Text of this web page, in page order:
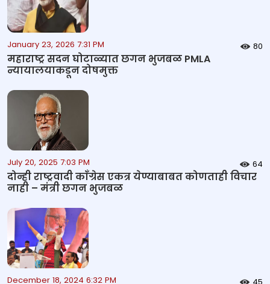
January 23, 2026 7:31 PM 80
महाराष्ट्र सदन घोटाळ्यात छगन भुजबळ PMLA
न्यायालयाकडून दोषमुक्त
July 20, 2025 7:03 PM 64
दोन्ही राष्ट्रवादी काँग्रेस एकत्र येण्याबाबत कोणताही विचार
नाही – मंत्री छगन भुजबळ
December 18, 2024 6:32 PM